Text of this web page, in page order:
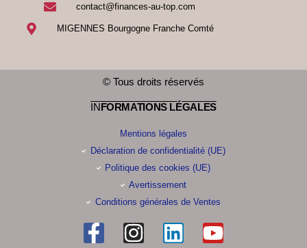
contact@finances-au-top.com
MIGENNES Bourgogne Franche Comté
© Tous droits réservés
INFORMATIONS LÉGALES
Mentions légales
Déclaration de confidentialité (UE)
Politique des cookies (UE)
Avertissement
Conditions générales de Ventes